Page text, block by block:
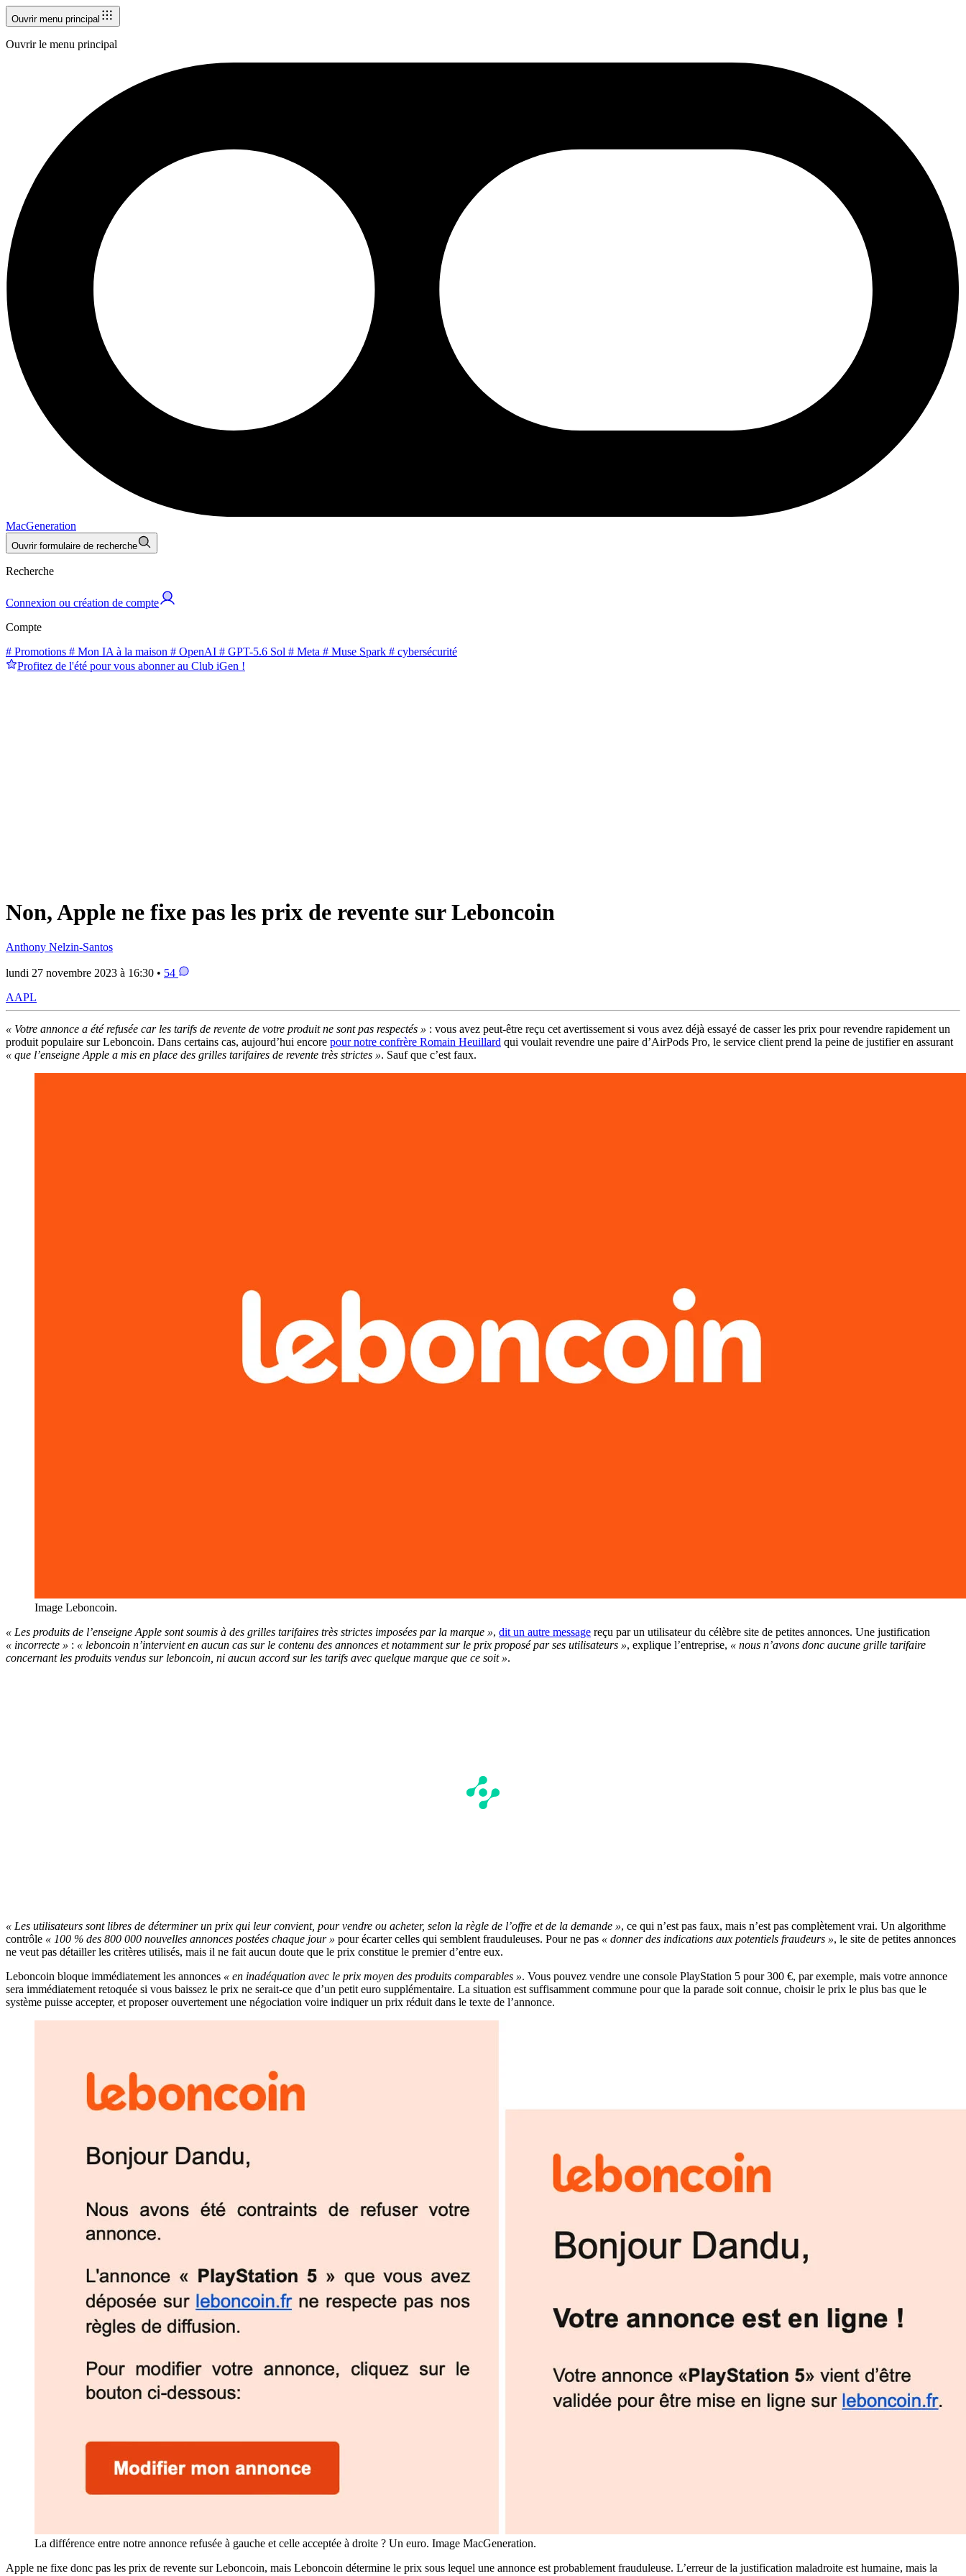
Ouvrir menu principal
Ouvrir le menu principal
MacGeneration
Ouvrir formulaire de recherche
Recherche
Connexion ou création de compte
Compte
# Promotions # Mon IA à la maison # OpenAI # GPT-5.6 Sol # Meta # Muse Spark # cybersécurité
Profitez de l'été pour vous abonner au Club iGen !
Non, Apple ne fixe pas les prix de revente sur Leboncoin
Anthony Nelzin-Santos
lundi 27 novembre 2023 à 16:30 • 54
AAPL
« Votre annonce a été refusée car les tarifs de revente de votre produit ne sont pas respectés » : vous avez peut-être reçu cet avertissement si vous avez déjà essayé de casser les prix pour revendre rapidement un
produit populaire sur Leboncoin. Dans certains cas, aujourd’hui encore pour notre confrère Romain Heuillard qui voulait revendre une paire d’AirPods Pro, le service client prend la peine de justifier en assurant
« que l’enseigne Apple a mis en place des grilles tarifaires de revente très strictes ». Sauf que c’est faux.
Image Leboncoin.
« Les produits de l’enseigne Apple sont soumis à des grilles tarifaires très strictes imposées par la marque », dit un autre message reçu par un utilisateur du célèbre site de petites annonces. Une justification
« incorrecte » : « leboncoin n’intervient en aucun cas sur le contenu des annonces et notamment sur le prix proposé par ses utilisateurs », explique l’entreprise, « nous n’avons donc aucune grille tarifaire
concernant les produits vendus sur leboncoin, ni aucun accord sur les tarifs avec quelque marque que ce soit ».
« Les utilisateurs sont libres de déterminer un prix qui leur convient, pour vendre ou acheter, selon la règle de l’offre et de la demande », ce qui n’est pas faux, mais n’est pas complètement vrai. Un algorithme
contrôle « 100 % des 800 000 nouvelles annonces postées chaque jour » pour écarter celles qui semblent frauduleuses. Pour ne pas « donner des indications aux potentiels fraudeurs », le site de petites annonces
ne veut pas détailler les critères utilisés, mais il ne fait aucun doute que le prix constitue le premier d’entre eux.
Leboncoin bloque immédiatement les annonces « en inadéquation avec le prix moyen des produits comparables ». Vous pouvez vendre une console PlayStation 5 pour 300 €, par exemple, mais votre annonce
sera immédiatement retoquée si vous baissez le prix ne serait-ce que d’un petit euro supplémentaire. La situation est suffisamment commune pour que la parade soit connue, choisir le prix le plus bas que le
système puisse accepter, et proposer ouvertement une négociation voire indiquer un prix réduit dans le texte de l’annonce.
La différence entre notre annonce refusée à gauche et celle acceptée à droite ? Un euro. Image MacGeneration.
Apple ne fixe donc pas les prix de revente sur Leboncoin, mais Leboncoin détermine le prix sous lequel une annonce est probablement frauduleuse. L’erreur de la justification maladroite est humaine, mais la